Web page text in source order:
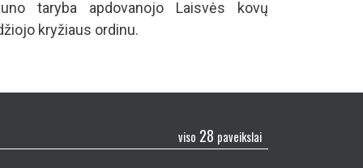
taryba apdovanojo Laisvės kovų
kryžiaus ordinu.
viso 28 paveikslai